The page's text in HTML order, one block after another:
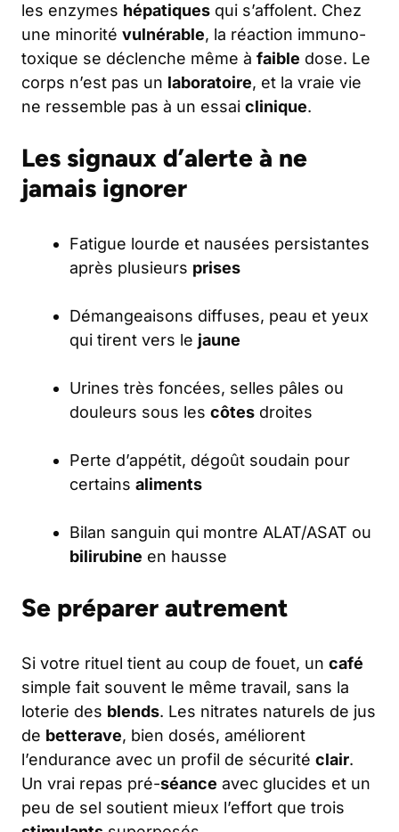
les enzymes hépatiques qui s’affolent. Chez
une minorité vulnérable, la réaction immuno-
toxique se déclenche même à faible dose. Le
corps n’est pas un laboratoire, et la vraie vie
ne ressemble pas à un essai clinique.
Les signaux d’alerte à ne
jamais ignorer
Fatigue lourde et nausées persistantes
après plusieurs prises
Démangeaisons diffuses, peau et yeux
qui tirent vers le jaune
Urines très foncées, selles pâles ou
douleurs sous les côtes droites
Perte d’appétit, dégoût soudain pour
certains aliments
Bilan sanguin qui montre ALAT/ASAT ou
bilirubine en hausse
Se préparer autrement
Si votre rituel tient au coup de fouet, un café
simple fait souvent le même travail, sans la
loterie des blends. Les nitrates naturels de jus
de betterave, bien dosés, améliorent
l’endurance avec un profil de sécurité clair.
Un vrai repas pré-séance avec glucides et un
peu de sel soutient mieux l’effort que trois